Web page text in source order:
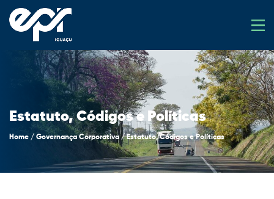
Estatuto, Códigos e Políticas
Home / Governança Corporativa/Estatuto, Códigos e Políticas